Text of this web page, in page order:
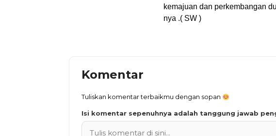
kemajuan dan perkembangan
nya .( SW )
Komentar
Tuliskan komentar terbaikmu dengan sopan
Isi komentar sepenuhnya adalah tanggung jawab